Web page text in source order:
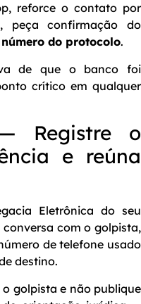
reforce o contato por
peça confirmação do
do protocolo.
de que o banco foi
crítico em qualquer
Registre o
e reúna
Eletrônica do seu
com o golpista,
de telefone usado
destino.
golpista e não publique